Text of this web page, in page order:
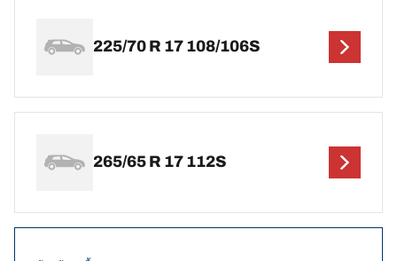
225/70 R 17 108/106S
265/65 R 17 112S